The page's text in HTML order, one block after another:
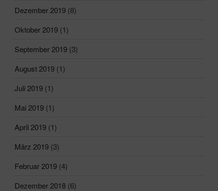
Dezember 2019 (8)
Oktober 2019 (1)
September 2019 (3)
August 2019 (1)
Juli 2019 (1)
Mai 2019 (1)
April 2019 (1)
März 2019 (3)
Februar 2019 (4)
Dezember 2018 (6)